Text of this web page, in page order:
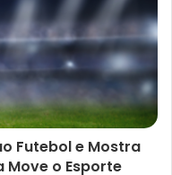
Futebol e Mostra
Move o Esporte